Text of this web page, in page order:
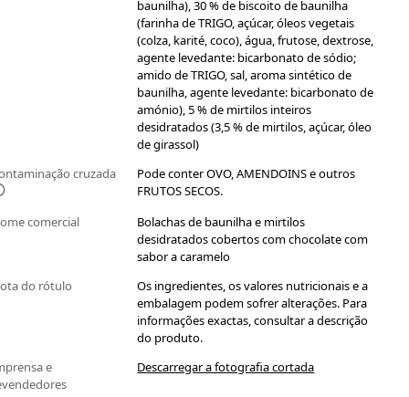
baunilha), 30 % de biscoito de baunilha
(farinha de TRIGO, açúcar, óleos vegetais
(colza, karité, coco), água, frutose, dextrose,
agente levedante: bicarbonato de sódio;
amido de TRIGO, sal, aroma sintético de
baunilha, agente levedante: bicarbonato de
amónio), 5 % de mirtilos inteiros
desidratados (3,5 % de mirtilos, açúcar, óleo
de girassol)
cruzada
Pode conter OVO, AMENDOINS e outros
FRUTOS SECOS.
comercial
Bolachas de baunilha e mirtilos
desidratados cobertos com chocolate com
sabor a caramelo
do rótulo
Os ingredientes, os valores nutricionais e a
embalagem podem sofrer alterações. Para
informações exactas, consultar a descrição
do produto.
e
Descarregar a fotografia cortada